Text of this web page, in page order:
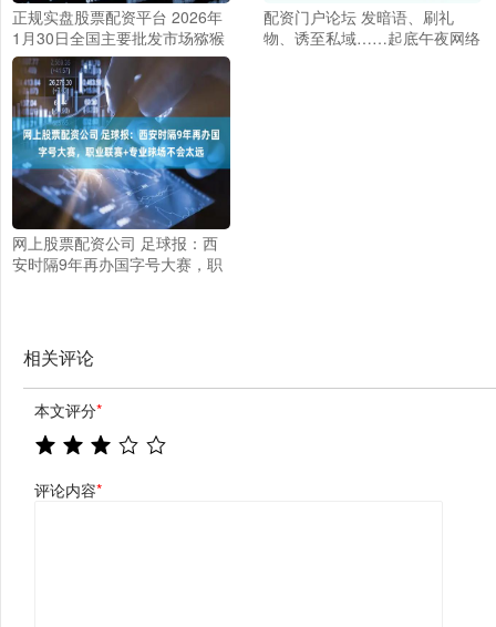
正规实盘股票配资平台 2026年
1月30日全国主要批发市场猕猴
桃价格行情
配资门户论坛 发暗语、刷礼
物、诱至私域……起底午夜网络
网上股票配资公司 足球报：西
安时隔9年再办国字号大赛，职
相关评论
本文评分*
评论内容*